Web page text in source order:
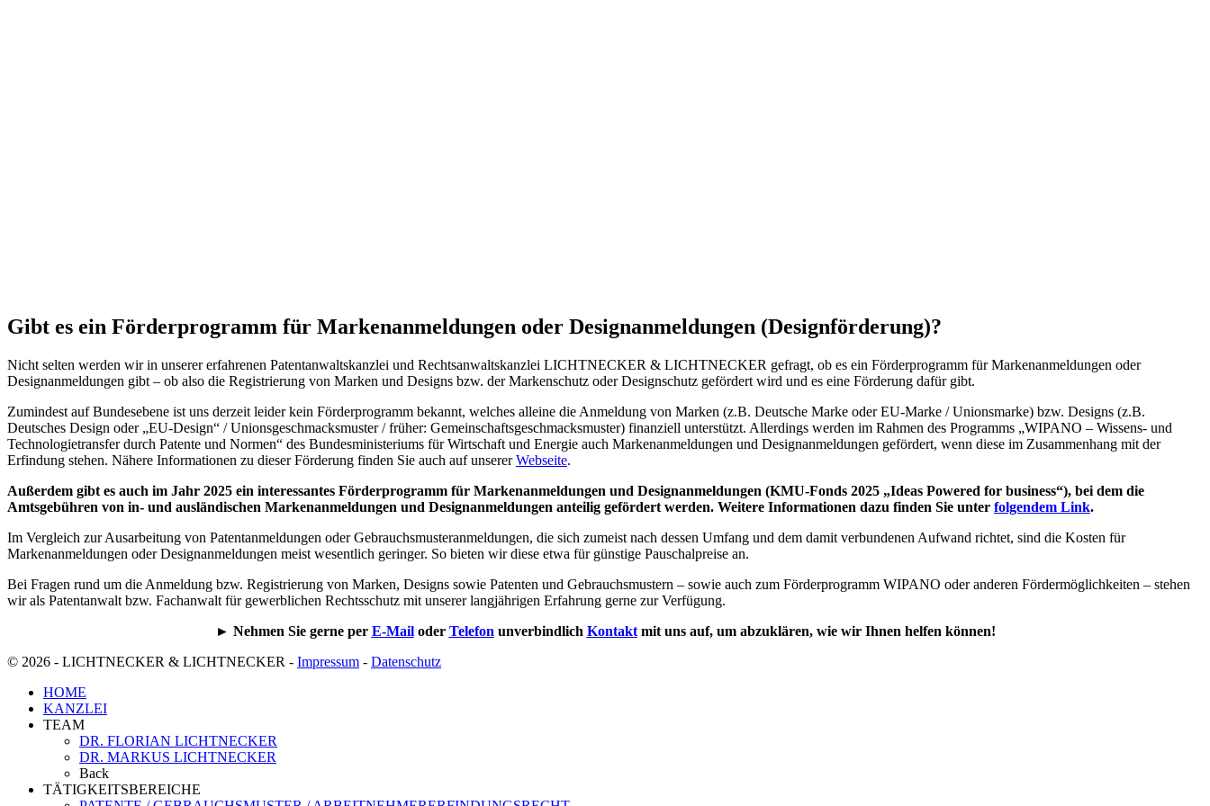
Gibt es ein Förderprogramm für Markenanmeldungen oder Designanmeldungen (Designförderung)?
Nicht selten werden wir in unserer erfahrenen Patentanwaltskanzlei und Rechtsanwaltskanzlei LICHTNECKER & LICHTNECKER gefragt, ob es ein Förderprogramm für Markenanmeldungen oder
Designanmeldungen gibt – ob also die Registrierung von Marken und Designs bzw. der Markenschutz oder Designschutz gefördert wird und es eine Förderung dafür gibt.
Zumindest auf Bundesebene ist uns derzeit leider kein Förderprogramm bekannt, welches alleine die Anmeldung von Marken (z.B. Deutsche Marke oder EU-Marke / Unionsmarke) bzw. Designs (z.B.
Deutsches Design oder „EU-Design“ / Unionsgeschmacksmuster / früher: Gemeinschaftsgeschmacksmuster) finanziell unterstützt. Allerdings werden im Rahmen des Programms „WIPANO – Wissens- und
Technologietransfer durch Patente und Normen“ des Bundesministeriums für Wirtschaft und Energie auch Markenanmeldungen und Designanmeldungen gefördert, wenn diese im Zusammenhang mit der
Erfindung stehen. Nähere Informationen zu dieser Förderung finden Sie auch auf unsererWebseite.
Außerdem gibt es auch im Jahr 2025 ein interessantes Förderprogramm für Markenanmeldungen und Designanmeldungen (KMU-Fonds 2025 „Ideas Powered for business“), bei dem die
Amtsgebühren von in- und ausländischen Markenanmeldungen und Designanmeldungen anteilig gefördert werden. Weitere Informationen dazu finden Sie unter folgendem Link.
Im Vergleich zur Ausarbeitung von Patentanmeldungen oder Gebrauchsmusteranmeldungen, die sich zumeist nach dessen Umfang und dem damit verbundenen Aufwand richtet, sind die Kosten für
Markenanmeldungen oder Designanmeldungen meist wesentlich geringer. So bieten wir diese etwa für günstige Pauschalpreise an.
Bei Fragen rund um die Anmeldung bzw. Registrierung von Marken, Designs sowie Patenten und Gebrauchsmustern – sowie auch zum Förderprogramm WIPANO oder anderen Fördermöglichkeiten – stehen
wir als Patentanwalt bzw. Fachanwalt für gewerblichen Rechtsschutz mit unserer langjährigen Erfahrung gerne zur Verfügung.
► Nehmen Sie gerne per E-Mailoder Telefon unverbindlich Kontaktmit uns auf, um abzuklären, wie wir Ihnen helfen können!
© 2026 - LICHTNECKER & LICHTNECKER - Impressum - Datenschutz
HOME
KANZLEI
TEAM
DR. FLORIAN LICHTNECKER
DR. MARKUS LICHTNECKER
Back
TÄTIGKEITSBEREICHE